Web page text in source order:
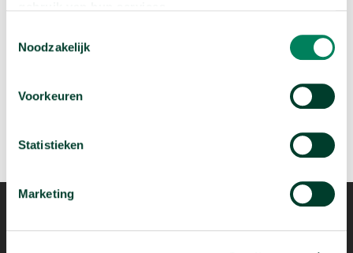
Noodzakelijk
Voorkeuren
Statistieken
Marketing
Je brein maakt keuzes op een andere manier dan
arrow_forward